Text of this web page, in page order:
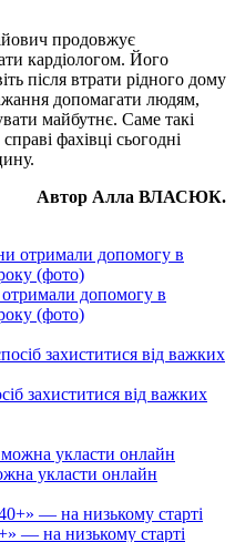
продовжує
кардіологом. Його
після втрати рідного дому
допомагати людям,
майбутнє. Саме такі
фахівці сьогодні
Автор Алла ВЛАСЮК.
допомогу в
(фото)
захиститися від важких
укласти онлайн
— на низькому старті